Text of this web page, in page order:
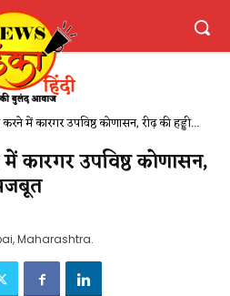
में कारगर उपविष्ठ कोणासन, रीढ़ की हड्डी...
कारगर उपविष्ठ कोणासन,
Maharashtra.